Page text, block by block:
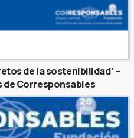
de la sostenibilidad’ –
de Corresponsables